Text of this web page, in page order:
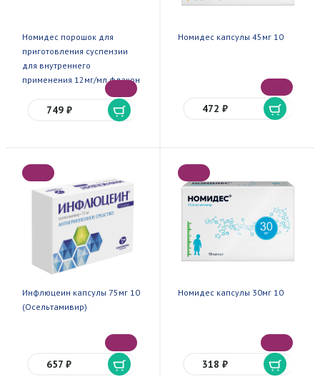
Номидес порошок для
приготовления суспензии
для внутреннего
применения 12мг/мл флакон
749 ₽
Номидес капсулы 45мг 10
472 ₽
Инфлюцеин капсулы 75мг 10
(Осельтамивир)
657 ₽
Номидес капсулы 30мг 10
318 ₽